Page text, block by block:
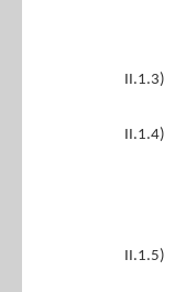
II.1.3)
II.1.4)
II.1.5)